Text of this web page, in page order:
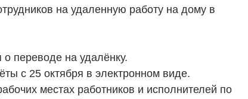
на удаленную работу на дому в
переводе на удалёнку.
с 25 октября в электронном виде.
местах работников и исполнителей по